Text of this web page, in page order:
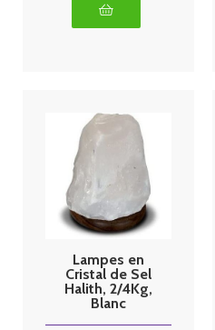
Lampes en
Cristal de Sel
Halith, 2/4Kg,
Blanc